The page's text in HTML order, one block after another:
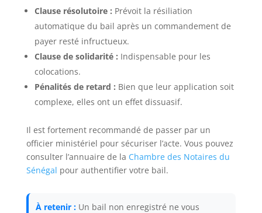
Clause résolutoire : Prévoit la résiliation
automatique du bail après un commandement de
payer resté infructueux.
Clause de solidarité : Indispensable pour les
colocations.
Pénalités de retard : Bien que leur application soit
complexe, elles ont un effet dissuasif.
Il est fortement recommandé de passer par un
officier ministériel pour sécuriser l’acte. Vous pouvez
consulter l’annuaire de la Chambre des Notaires du
Sénégal pour authentifier votre bail.
À retenir :Un bail non enregistré ne vous